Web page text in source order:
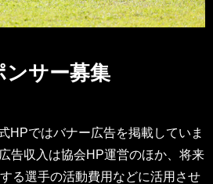
ンサー募集
HPではバナー広告を掲載していま
告収入は協会HP運営のほか、将来
る選手の活動費用などに活用させ